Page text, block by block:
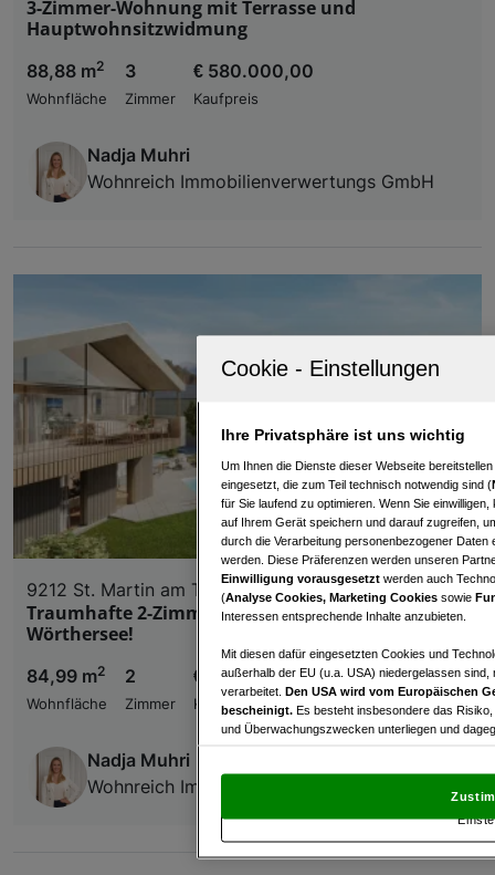
3-Zimmer-Wohnung mit Terrasse und
Hauptwohnsitzwidmung
88,88 m2
Wohnfläche
3
Zimmer
€ 580.000,00
Kaufpreis
Nadja Muhri
Wohnreich Immobilienverwertungs GmbH
9212 St. Martin am Techelsberg
Traumhafte 2-Zimmer-Wohnung mit Blick auf den
Wörthersee!
84,99 m2
Wohnfläche
2
Zimmer
€ 750.000,00
Kaufpreis
Nadja Muhri
Wohnreich Immobilienverwertungs GmbH
Ihre Privatsphäre ist uns wichtig
Um Ihnen die Dienste dieser Webseite
eingesetzt, die zum Teil technisch notwendig sind (
für Sie laufend zu optimieren. Wenn Sie
auf Ihrem Gerät speichern und darauf zugreifen,
durch die Verarbeitung personenbezogener
werden. Diese Präferenzen werden unseren
Einwilligung vorausgesetzt werden auch
(Analyse Cookies, Marketing Cookies sowie
Interessen entsprechende Inhalte anzubieten.
Mit diesen dafür eingesetzten Cookies und
außerhalb der EU (u.a. USA) niedergelassen
verarbeitet. Den USA wird vom Europäischen
bescheinigt. Es besteht insbesondere das
und Überwachungszwecken unterliegen und
und Widerspruch gegen die Verarbeitung auf der
„Cookie Einstellungen“, die sich auf jeder Seite